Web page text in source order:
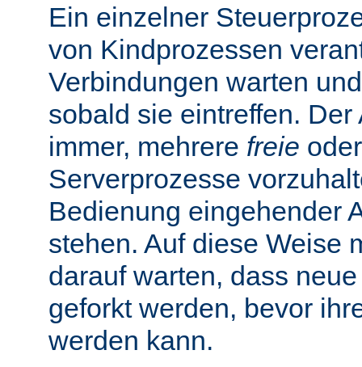
Ein einzelner
von Kindprozessen
Verbindungen warten
sobald sie eintreffen.
immer, mehrere freie
Serverprozesse
Bedienung eingehender
stehen. Auf diese Weise
darauf warten, dass
geforkt werden, bevor
werden kann.